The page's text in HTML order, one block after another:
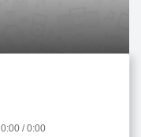
0:00 / 0:00